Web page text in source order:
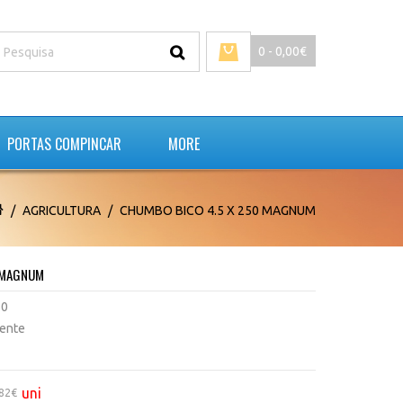
0 - 0,00€
PORTAS COMPINCAR MORE
AGRICULTURA CHUMBO BICO 4.5 X 250 MAGNUM
uni